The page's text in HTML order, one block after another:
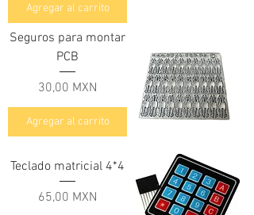
Agregar al carrito
Seguros para montar
PCB
Precio
30,00 MXN
Agregar al carrito
Teclado matricial 4*4
Precio
65,00 MXN